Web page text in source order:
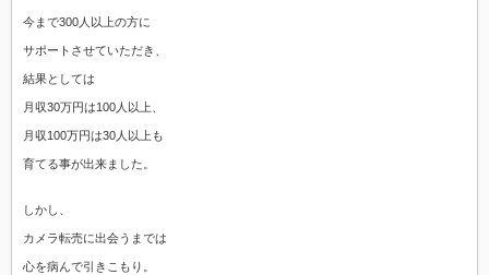
今まで300人以上の方に
サポートさせていただき、
結果としては
月収30万円は100人以上、
月収100万円は30人以上も
育てる事が出来ました。
しかし、
カメラ転売に出会うまでは
心を病んで引きこもり。